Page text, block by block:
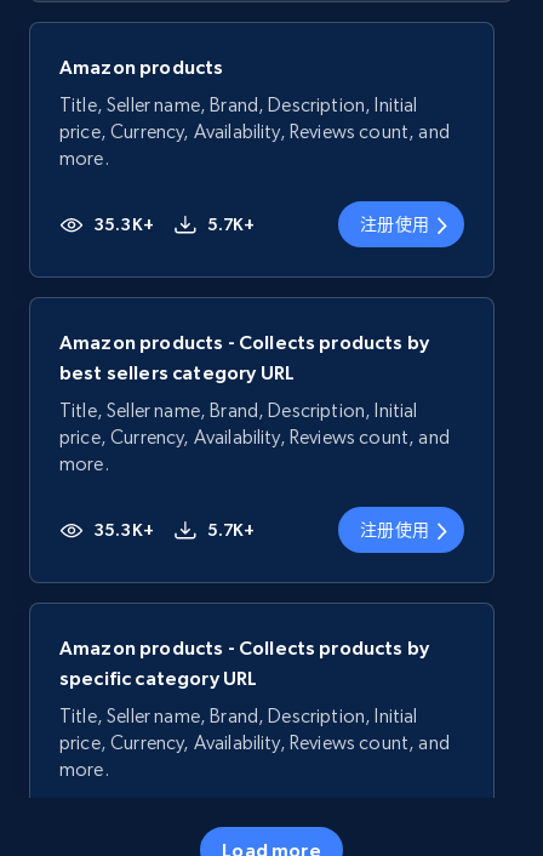
Amazon products
Title, Seller name, Brand, Description, Initial
price, Currency, Availability, Reviews count, and
more.
35.3K+ 5.7K+ 注册使用
Amazon products - Collects products by
best sellers category URL
Title, Seller name, Brand, Description, Initial
price, Currency, Availability, Reviews count, and
more.
35.3K+ 5.7K+ 注册使用
Amazon products - Collects products by
specific category URL
Title, Seller name, Brand, Description, Initial
price, Currency, Availability, Reviews count, and
more.
5.7K+
Load more